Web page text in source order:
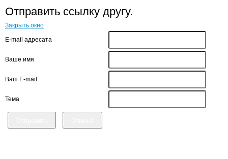
Отправить ссылку другу.
Закрыть окно
E-mail адресата
Ваше имя
Ваш E-mail
Тема